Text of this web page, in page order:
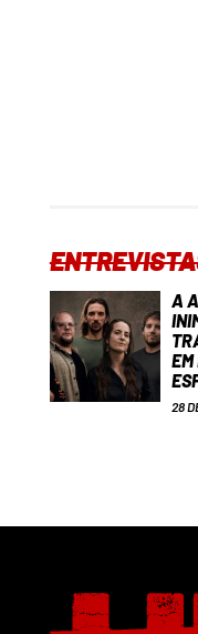
A
EM
28